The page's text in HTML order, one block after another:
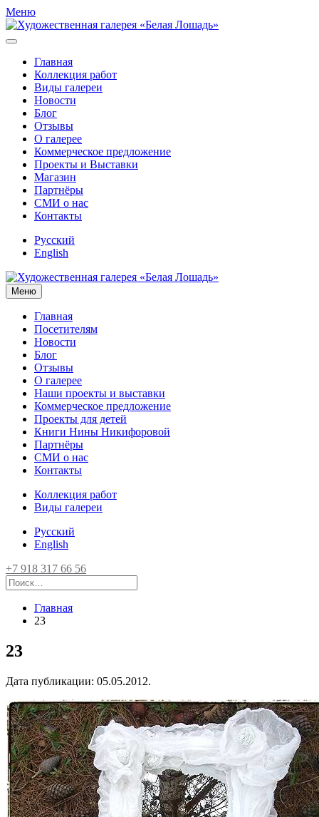
Меню
Главная
Коллекция работ
Виды галереи
Новости
Блог
Отзывы
О галерее
Коммерческое предложение
Проекты и Выставки
Магазин
Партнёры
СМИ о нас
Контакты
Русский
English
Меню
Главная
Посетителям
Новости
Блог
Отзывы
О галерее
Наши проекты и выставки
Коммерческое предложение
Проекты для детей
Книги Нины Никифоровой
Партнёры
СМИ о нас
Контакты
Коллекция работ
Виды галереи
Русский
English
+7 918 317 66 56
Главная
23
23
Дата публикации: 05.05.2012.